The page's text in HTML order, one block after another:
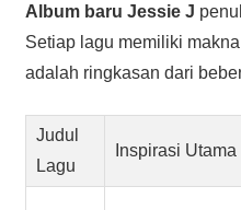
Album baru Jessie J
Setiap lagu memiliki
adalah ringkasan dari
Judul
Lagu
Inspirasi Utama